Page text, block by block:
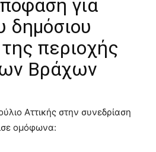
για
δημόσιου
περιοχής
Βράχων
Αττικής στην συνεδρίαση
ομόφωνα: